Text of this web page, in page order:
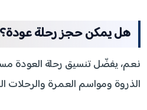
هل يمكن حجز رحلة عودة؟
نعم، يفضّل تنسيق رحلة العودة
الذروة ومواسم العمرة والرحلات